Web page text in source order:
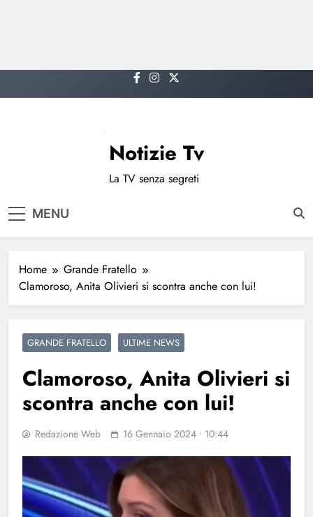
to
Notizie Tv
La TV senza segreti
MENU
Home
Grande Fratello
Clamoroso, Anita Olivieri si scontra anche con lui!
GRANDE FRATELLO ULTIME NEWS
Clamoroso, Anita Olivieri si
scontra anche con lui!
Redazione Web 16 Gennaio 2024 • 10:44